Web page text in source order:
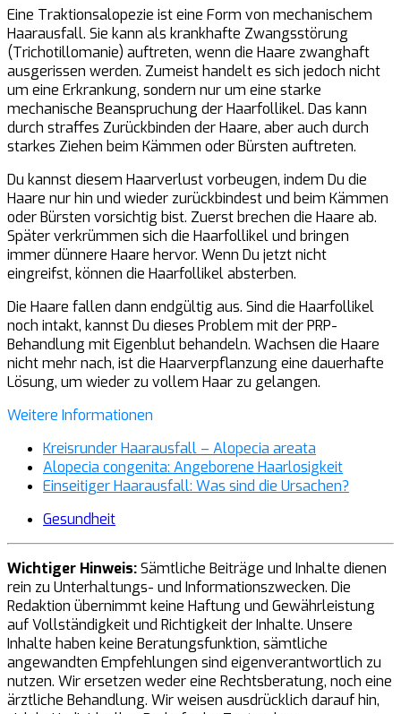
Eine Traktionsalopezie ist eine Form von mechanischem
Haarausfall. Sie kann als krankhafte Zwangsstörung
(Trichotillomanie) auftreten, wenn die Haare zwanghaft
ausgerissen werden. Zumeist handelt es sich jedoch nicht
um eine Erkrankung, sondern nur um eine starke
mechanische Beanspruchung der Haarfollikel. Das kann
durch straffes Zurückbinden der Haare, aber auch durch
starkes Ziehen beim Kämmen oder Bürsten auftreten.
Du kannst diesem Haarverlust vorbeugen, indem Du die
Haare nur hin und wieder zurückbindest und beim Kämmen
oder Bürsten vorsichtig bist. Zuerst brechen die Haare ab.
Später verkrümmen sich die Haarfollikel und bringen
immer dünnere Haare hervor. Wenn Du jetzt nicht
eingreifst, können die Haarfollikel absterben.
Die Haare fallen dann endgültig aus. Sind die Haarfollikel
noch intakt, kannst Du dieses Problem mit der PRP-
Behandlung mit Eigenblut behandeln. Wachsen die Haare
nicht mehr nach, ist die Haarverpflanzung eine dauerhafte
Lösung, um wieder zu vollem Haar zu gelangen.
Weitere Informationen
Kreisrunder Haarausfall – Alopecia areata
Alopecia congenita: Angeborene Haarlosigkeit
Einseitiger Haarausfall: Was sind die Ursachen?
Gesundheit
Wichtiger Hinweis:Sämtliche Beiträge und Inhalte dienen
rein zu Unterhaltungs- und Informationszwecken. Die
Redaktion übernimmt keine Haftung und Gewährleistung
auf Vollständigkeit und Richtigkeit der Inhalte. Unsere
Inhalte haben keine Beratungsfunktion, sämtliche
angewandten Empfehlungen sind eigenverantwortlich zu
nutzen. Wir ersetzen weder eine Rechtsberatung, noch eine
ärztliche Behandlung. Wir weisen ausdrücklich darauf hin,